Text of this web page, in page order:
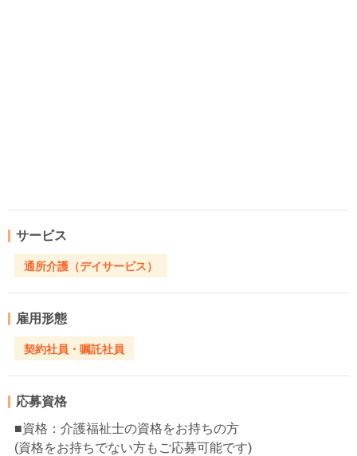
サービス
通所介護（デイサービス）
雇用形態
契約社員・嘱託社員
応募資格
■資格：介護福祉士の資格をお持ちの方
(資格をお持ちでない方もご応募可能です)